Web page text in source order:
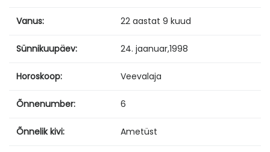
Vanus: 22 aastat 9 kuud
Sünnikuupäev: 24. jaanuar,1998
Horoskoop: Veevalaja
Õnnenumber: 6
Õnnelik kivi: Ametüst